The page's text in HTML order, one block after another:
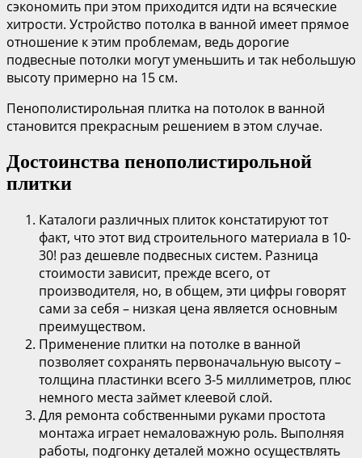
сэкономить при этом приходится идти на всяческие
хитрости. Устройство потолка в ванной имеет прямое
отношение к этим проблемам, ведь дорогие
подвесные потолки могут уменьшить и так небольшую
высоту примерно на 15 см.
Пенополистирольная плитка на потолок в ванной
становится прекрасным решением в этом случае.
Достоинства пенополистирольной
плитки
Каталоги различных плиток констатируют тот
факт, что этот вид строительного материала в 10-
30! раз дешевле подвесных систем. Разница
стоимости зависит, прежде всего, от
производителя, но, в общем, эти цифры говорят
сами за себя – низкая цена является основным
преимуществом.
Применение плитки на потолке в ванной
позволяет сохранять первоначальную высоту –
толщина пластинки всего 3-5 миллиметров, плюс
немного места займет клеевой слой.
Для ремонта собственными руками простота
монтажа играет немаловажную роль. Выполняя
работы, подгонку деталей можно осуществлять